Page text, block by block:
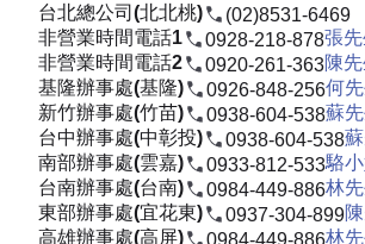
台北總公司(北北桃)
(02)8531-6469
非營業時間電話1
0928-218-878張
非營業時間電話2
0920-261-363陳
基隆辦事處(基隆)
0926-848-256何
新竹辦事處(竹苗)
0938-604-538蘇
台中辦事處(中彰投)
0938-604-538
南部辦事處(雲嘉)
0933-812-533駱
台南辦事處(台南)
0984-449-886林
東部辦事處(宜花東)
0937-304-899
高雄辦事處(高屏)
0984-449-886林